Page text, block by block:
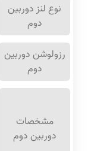
نوع لنز دوربین
دوم
رزولوشن دوربین
دوم
مشخصات
دوربین دوم